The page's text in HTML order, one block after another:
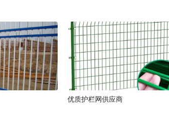
优质护栏网供应商